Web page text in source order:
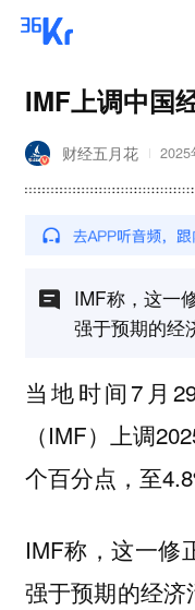
IMF上调中国
财经五月花 2025
IMF称，这一
强于预期的经
当地时间7月
（IMF）上调
个百分点，至
IMF称，这一修
强于预期的经